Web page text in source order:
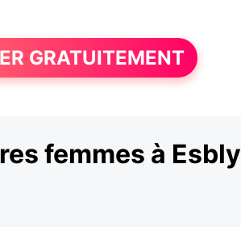
GRATUITEMENT
femmes à Esbly